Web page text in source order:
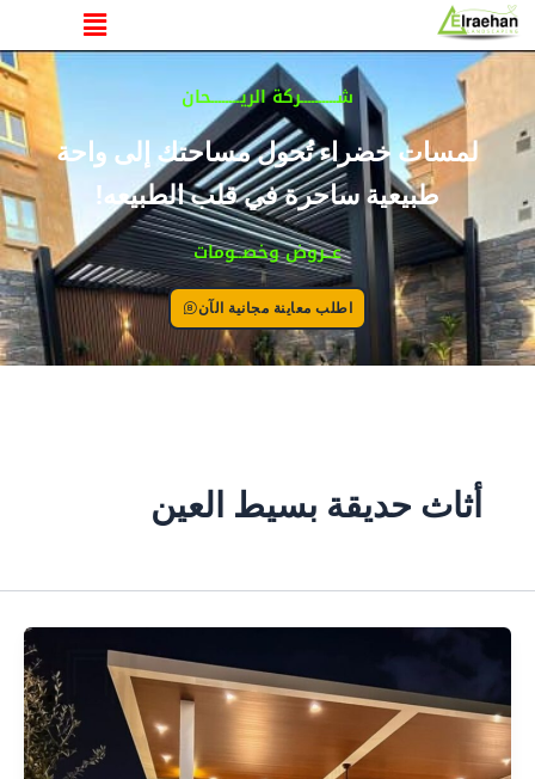
تخطي
إلى
المحتوى
القائمة
شــــــــــركة الريــــــــحان
لمسات خضراء تُحول مساحتك إلى واحة
طبيعية ساحرة في قلب الطبيعه!
عــروض وخصــومات
اطلب معاينة مجانية الآن
أثاث حديقة بسيط العين